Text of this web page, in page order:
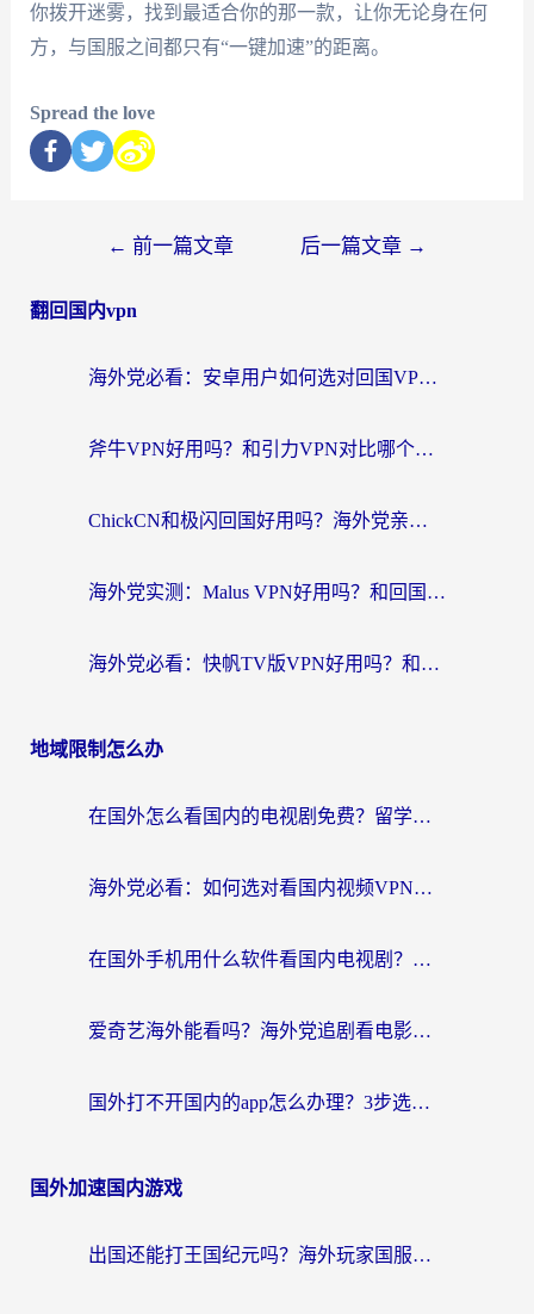
你拨开迷雾，找到最适合你的那一款，让你无论身在何
方，与国服之间都只有“一键加速”的距离。
Spread the love
← 前一篇文章 后一篇文章 →
翻回国内vpn
海外党必看：安卓用户如何选对回国VPN？从踩坑到无缝访问的全攻略
斧牛VPN好用吗？和引力VPN对比哪个回国效果更好？海外党亲测3款加速器+避坑指南
ChickCN和极闪回国好用吗？海外党亲测3款加速器，教你选对不踩坑
海外党实测：Malus VPN好用吗？和回国VPN对比哪个回国效果更好？附真实体验与加速器推荐
海外党必看：快帆TV版VPN好用吗？和豌豆IP VPN对比哪个回国效果更好？附真实体验与选择指南
地域限制怎么办
在国外怎么看国内的电视剧免费？留学生亲测有效的回国加速器选择指南
海外党必看：如何选对看国内视频VPN，轻松解决12123登录难题？
在国外手机用什么软件看国内电视剧？海外党亲测的实用指南
爱奇艺海外能看吗？海外党追剧看电影的终极回国加速器指南
国外打不开国内的app怎么办理？3步选对加速器，刷剧办业务都不愁
国外加速国内游戏
出国还能打王国纪元吗？海外玩家国服游戏畅玩终极指南